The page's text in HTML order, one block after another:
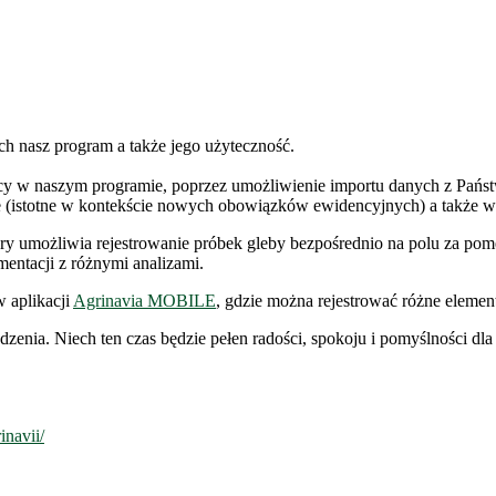
nasz program a także jego użyteczność.
naszym programie, poprzez umożliwienie importu danych z
w kontekście nowych obowiązków ewidencyjnych) a także
umożliwia rejestrowanie próbek gleby bezpośrednio na polu za
z różnymi analizami.
aplikacji Agrinavia MOBILE, gdzie można rejestrować różne
Niech ten czas będzie pełen radości, spokoju i pomyślności